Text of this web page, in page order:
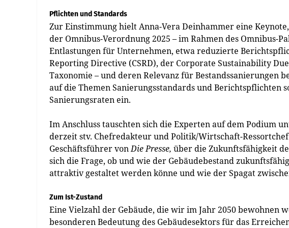
Pflichten und Standards
Zur Einstimmung hielt Anna-Vera Deinhammer eine
der Omnibus-Verordnung 2025 – im Rahmen des Omnibus-
Entlastungen für Unternehmen, etwa reduzierte
Reporting Directive (CSRD), der Corporate Sustainability
Taxonomie – und deren Relevanz für Bestandssanierungen
auf die Themen Sanierungsstandards und Berichtspflichten
Sanierungsraten ein.
Im Anschluss tauschten sich die Experten auf dem Podium
derzeit stv. Chefredakteur und Politik/Wirtschaft-
Geschäftsführer vonDie Presse, über die Zukunftsfähigkeit
sich die Frage, ob und wie der Gebäudebestand
attraktiv gestaltet werden könne und wie der Spagat
Zum Ist-Zustand
Eine Vielzahl der Gebäude, die wir im Jahr 2050 bewohnen
besonderen Bedeutung des Gebäudesektors für das